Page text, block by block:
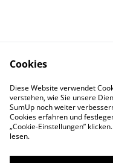
Kontaktieren
ungen von
Cookies
Diese Website verwendet
verstehen, wie Sie unsere
SumUp noch weiter
Cookies erfahren und
„Cookie-Einstellungen”
lesen.